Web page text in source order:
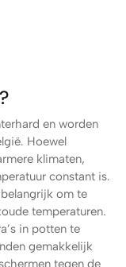
en worden
Hoewel
klimaten,
constant is.
om te
temperaturen.
in potten te
gemakkelijk
tegen de